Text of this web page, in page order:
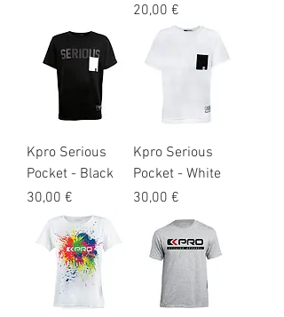
Prix
20,00 €
Kpro Serious
Pocket - Black
Prix
30,00 €
Kpro Serious
Pocket - White
Prix
30,00 €